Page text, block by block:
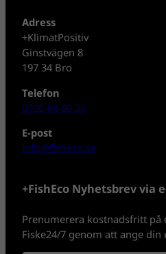
Adress
+KlimatPositiv
Ginstvägen 8
197 34 Bro
Telefon
0702-08 80 30
E-post
info@fisheco.se
+FishEco Nyhetsbrev via
Prenumerera kostnadsfritt
Fiske24/7 genom att ange din